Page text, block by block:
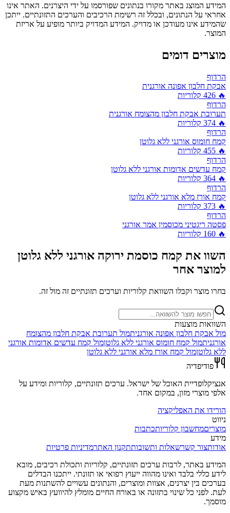
המידע המוצג באתר מקורו בנתונים שפורסמו על ידי היצרנים. האתר אינו
אחראי על הנתונים, ובכלל זה רשימת הרכיבים והערכים התזונתיים. ייתכן
שהמידע אינו מעודכן או מדויק. המידע המדויק ביותר מופיע על אריזת
המוצר.
מוצרים דומים
הרדוף
אבקת חלבון אפונה אורגנית
🔥
426 קלוריות
הרדוף
תערובת אבקת חלבון מהצומח אורגנית
🔥
374 קלוריות
הרדוף
קמח חומוס אורגני ללא גלוטן
🔥
455 קלוריות
הרדוף
קמח עדשים אדומות אורגני ללא גלוטן
🔥
364 קלוריות
הרדוף
קמח אורז מלא אורגני ללא גלוטן
🔥
373 קלוריות
הרדוף
פסטה ריגטיני מכוסמין אמר אורגני
🔥
160 קלוריות
השוו את קמח כוסמת ירוקה אורגני ללא גלוטן
למוצר אחר
בחרו מוצר וקבלו השוואת קלוריות וערכים תזונתיים זה מול זה.
השוואות מוצעות
מול אבקת חלבון אפונה אורגניתמול תערובת אבקת חלבון מהצומח
אורגניתמול קמח חומוס אורגני ללא גלוטןמול קמח עדשים אדומות אורגני
ללא גלוטןמול קמח אורז מלא אורגני ללא גלוטן
פודיפדיה
אנציקלופדיית האוכל של ישראל. ערכים תזונתיים, קלוריות ומידע על
אלפי מוצרי מזון, במקום אחד.
הורידו את האפליקציה
ניווט
מוצריםמחשבון קלוריותכתבות
מידע
אודותצור קשרשאלות ותשובותתקנון האתרמדיניות פרטיות
המידע באתר, לרבות ערכים תזונתיים, קלוריות ותכולת רכיבים, מובא
לידע כללי בלבד ואינו מהווה ייעוץ רפואי או תזונתי. ייתכנו הבדלים
בערכים בין יצרנים, אצוות ומוצרים, והנתונים עשויים להשתנות מעת
לעת. לפני כל שינוי בתזונה או באורח החיים מומלץ להיוועץ באיש מקצוע
מוסמך.